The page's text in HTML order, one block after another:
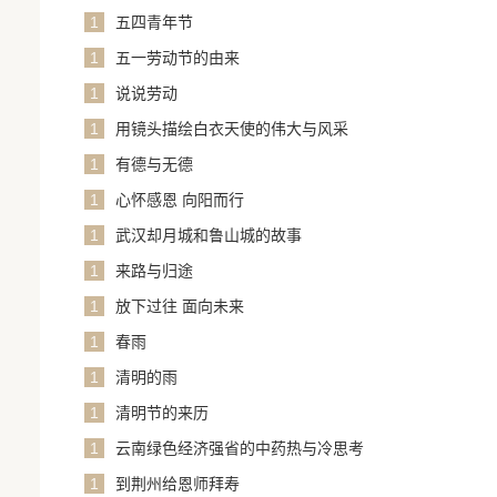
1
五四青年节
1
五一劳动节的由来
1
说说劳动
1
用镜头描绘白衣天使的伟大与风采
1
有德与无德
1
心怀感恩 向阳而行
1
武汉却月城和鲁山城的故事
1
来路与归途
1
放下过往 面向未来
1
春雨
1
清明的雨
1
清明节的来历
1
云南绿色经济强省的中药热与冷思考
1
到荆州给恩师拜寿